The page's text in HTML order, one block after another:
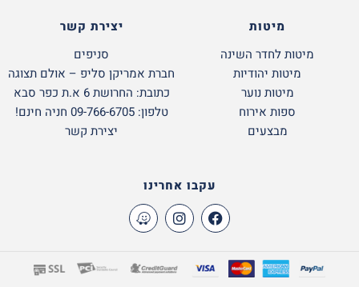
מיטות
מיטות לחדר השינה
מיטות יהודיות
מיטות נוער
ספות אירוח
מבצעים
יצירת קשר
סניפים
חברת אמריקן סליפ – אולם תצוגה
כתובת: החרושת 6 א.ת כפר סבא
טלפון: 09-766-6705 חניה חינם!
יצירת קשר
עקבו אחרינו